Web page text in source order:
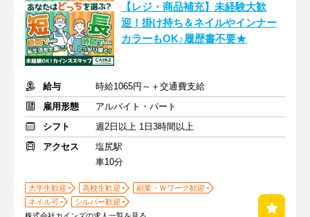
【レジ・商品補充】未経験大歓
迎！掛け持ち＆ネイルやインナー
カラーもOK♪履歴書不要★
給与
時給1065円～＋交通費支給
雇用形態
アルバイト・パート
シフト
週2日以上 1日3時間以上
アクセス
塩尻駅
車10分
大学生歓迎 高校生歓迎
副業・Ｗワーク歓迎
ネイル可
シルバー歓迎